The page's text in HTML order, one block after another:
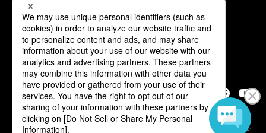
ABJマークは、この電子書店・電子書籍配信サービスが、著作権者からコン